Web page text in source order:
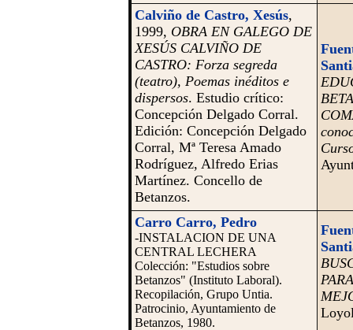
Calviño de Castro, Xesús,
1999, OBRA EN GALEGO DE
XESÚS CALVIÑO DE
CASTRO: Forza segreda
(teatro), Poemas inéditos e
dispersos. Estudio crítico:
Concepción Delgado Corral.
Edición: Concepción Delgado
Corral, Mª Teresa Amado
Rodríguez, Alfredo Erias
Martínez. Concello de
Betanzos.
Carro Carro, Pedro
-INSTALACION DE UNA
CENTRAL LECHERA
Colección: "Estudios sobre
Betanzos" (Instituto Laboral).
Recopilación, Grupo Untia.
Patrocinio, Ayuntamiento de
Betanzos, 1980.